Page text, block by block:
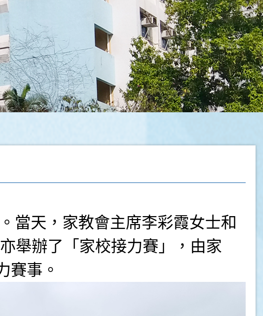
當天，家教會主席李彩霞女士和
舉辦了「家校接力賽」，由家
賽事。